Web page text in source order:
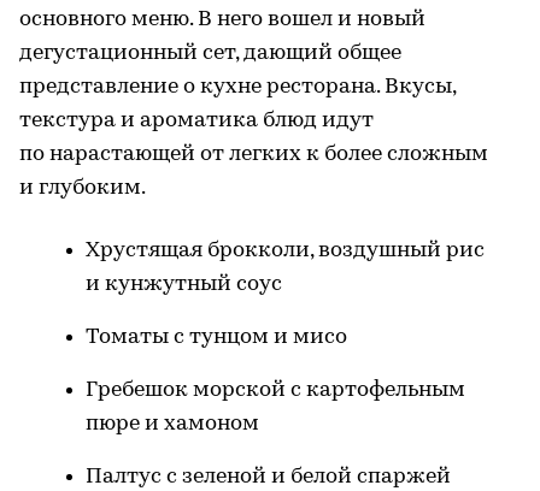
основного меню. В него вошел и новый
дегустационный сет, дающий общее
представление о кухне ресторана. Вкусы,
текстура и ароматика блюд идут
по нарастающей от легких к более сложным
и глубоким.
Хрустящая брокколи, воздушный рис
и кунжутный соус
Томаты с тунцом и мисо
Гребешок морской с картофельным
пюре и хамоном
Палтус с зеленой и белой спаржей